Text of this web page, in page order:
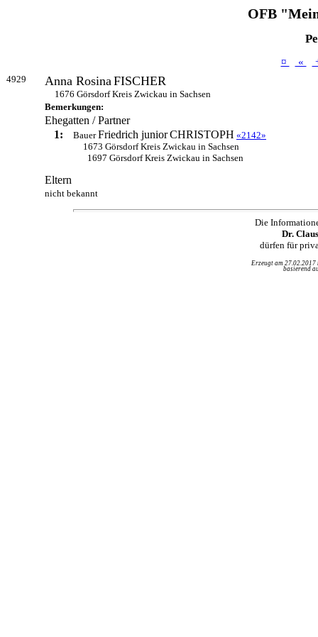
OFB
¤ «
4929 Anna RosinaFISCHER
1676 Görsdorf Kreis Zwickau in Sachsen
Bemerkungen:
Ehegatten / Partner
1:
BauerFriedrich juniorCHRISTOPH «2142»
1673 Görsdorf Kreis Zwickau in Sachsen
1697 Görsdorf Kreis Zwickau in Sachsen
Eltern
nicht bekannt
Die
Dr.
dürfen für
Erzeugt am
basierend